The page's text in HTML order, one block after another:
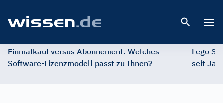
Einmalkauf versus Abonnement: Welches
Software-Lizenzmodell passt zu Ihnen?
Lego
seit